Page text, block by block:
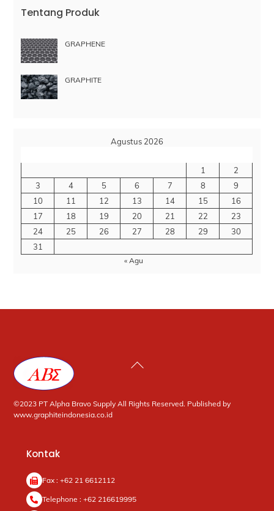
Tentang Produk
GRAPHENE
GRAPHITE
Agustus 2026
1
2
3
4 5 6 7 8
9
10
11 12 13 14 15
16
17
18 19 20 21 22
23
24
25 26 27 28 29
30
31
« Agu
To
©2023 PT Alpha Bravo Supply All Rights Reserved. Published by
www.graphiteindonesia.co.id
Kontak
Fax : +62 21 6612112
Telephone : +62 216619995